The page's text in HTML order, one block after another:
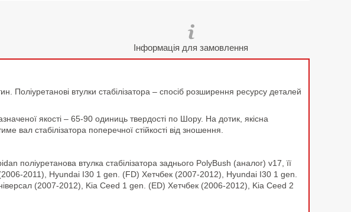
Інформація для замовлення
Поліуретанові втулки стабілізатора – спосіб розширення ресурсу деталей
якості – 65-90 одиниць твердості по Шору. На дотик, якісна
вал стабілізатора поперечної стійкості від зношення.
поліуретанова втулка стабілізатора заднього PolyBush (аналог) v17, її
2011), Hyundai I30 1 gen. (FD) Хетчбек (2007-2012), Hyundai I30 1 gen.
(2007-2012), Kia Ceed 1 gen. (ED) Хетчбек (2006-2012), Kia Ceed 2